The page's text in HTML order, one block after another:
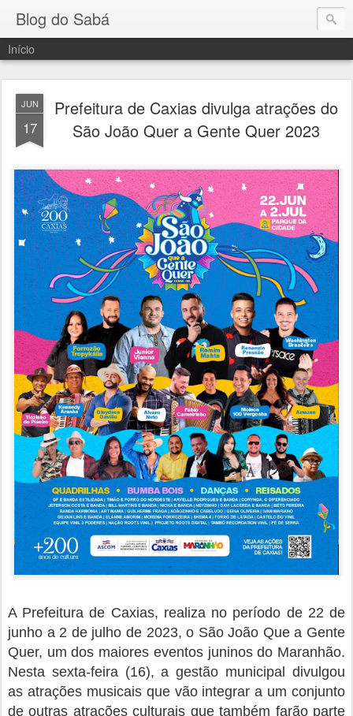
Blog do Sabá
Início
JUN
17
Prefeitura de Caxias divulga atrações do
São João Quer a Gente Quer 2023
A Prefeitura de Caxias, realiza no período de 22 de
junho a 2 de julho de 2023, o São João Que a Gente
Quer, um dos maiores eventos juninos do Maranhão.
Nesta sexta-feira (16), a gestão municipal divulgou
as atrações musicais que vão integrar a um conjunto
de outras atrações culturais que também farão parte